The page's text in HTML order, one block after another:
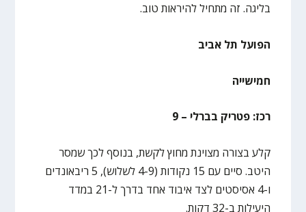
בליגה. זה מתחיל להיראות טוב.
הפועל תל אביב
חמישייה
רכז: פטריק בברלי – 9
קלע בצורה מצוינת מחוץ לקשת, בנוסף לכך שמסר
היטב. סיים עם 15 נקודות (4-9 לשלוש), 5 ריבאונדים
ו-4 אסיסטים לצד איבוד אחד בדרך ל-21 במדד
היעילות ב-32 דקות.